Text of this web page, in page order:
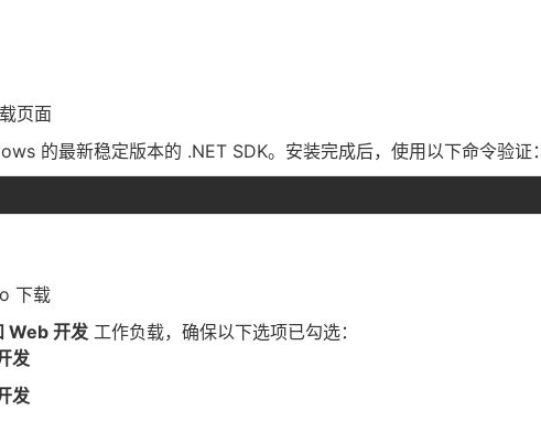
页面
的最新稳定版本的 .NET SDK。安装完成后，使用以下命令验证：
下载
Web 开发 工作负载，确保以下选项已勾选：
发
发